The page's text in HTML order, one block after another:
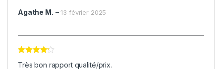
Agathe M. –13 février 2025
sur 5
Très bon rapport qualité/prix.